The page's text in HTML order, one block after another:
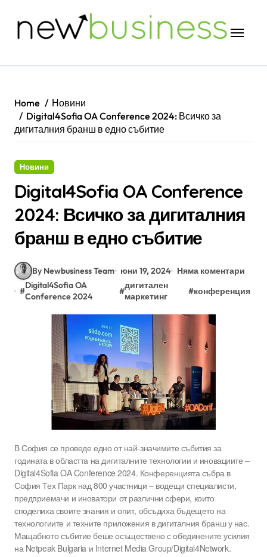
Home
Новини
Digital4Sofia OA Conference 2024: Всичко за
дигиталния бранш в едно събитие
Новини
Digital4Sofia OA Conference
2024: Всичко за дигиталния
бранш в едно събитие
By Newbusiness Team юни 19, 2024
Няма коментари
#
Digital4Sofia OA
Conference 2024
#
дигитален
маркетинг
#конференция
В София се проведе едно от най-значимите събития за
годината в областта на дигиталните технологии и иновациите –
Digital4Sofia OA Conference 2024. Конференцията събра в
София Тех Парк над 800 участници – водещи специалисти,
предприемачи и иноватори от различни сфери, които
споделиха своите знания и опит, обсъдиха бъдещето на
технологиите и техните приложения в дигиталния бранш у нас.
Мащабното събитие беше осъществено с обединените усилия
на Netpeak Bulgaria и Internet Media Group/Digital4Network.